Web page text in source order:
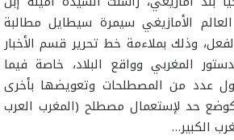
الأمازيغي سيمرة سيطايل مطالبة
وذلك بملاءمة خط تحرير قسم الأخبار
المغربي وواقع البلاد، خاصة فيما
عدد من المصطلحات وتعويضها بأخرى
كوضع حد لإستعمال مصطلح (المغرب العرب
الكبير…